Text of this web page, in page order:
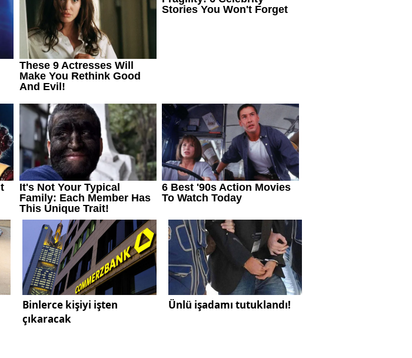
Binlerce kişiyi işten
çıkaracak
Ünlü işadamı tutuklandı!